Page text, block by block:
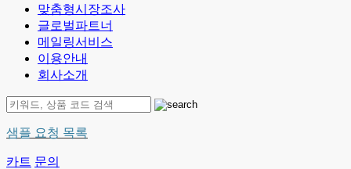
맞춤형시장조사
글로벌파트너
메일링서비스
이용안내
회사소개
샘플 요청 목록
카트 문의